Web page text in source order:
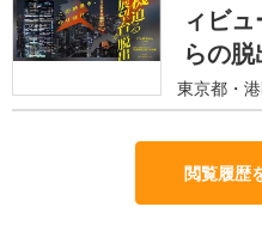
ィビ
らの脱
東京都・
閲覧履歴